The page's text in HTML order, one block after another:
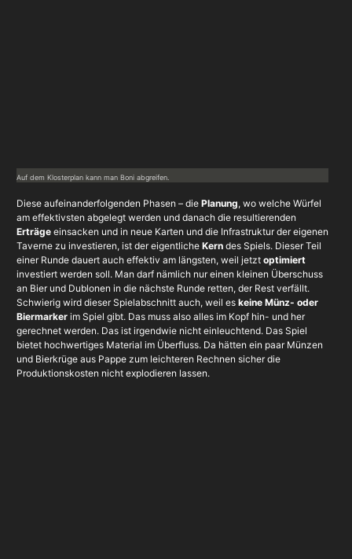
Auf dem Klosterplan kann man Boni abgreifen.
Diese aufeinanderfolgenden Phasen – die Planung, wo welche Würfel
am effektivsten abgelegt werden und danach die resultierenden
Erträgeeinsacken und in neue Karten und die Infrastruktur der eigenen
Taverne zu investieren, ist der eigentliche Kerndes Spiels. Dieser Teil
einer Runde dauert auch effektiv am längsten, weil jetzt optimiert
investiert werden soll. Man darf nämlich nur einen kleinen Überschuss
an Bier und Dublonen in die nächste Runde retten, der Rest verfällt.
Schwierig wird dieser Spielabschnitt auch, weil es keine Münz- oder
Biermarkerim Spiel gibt. Das muss also alles im Kopf hin- und her
gerechnet werden. Das ist irgendwie nicht einleuchtend. Das Spiel
bietet hochwertiges Material im Überfluss. Da hätten ein paar Münzen
und Bierkrüge aus Pappe zum leichteren Rechnen sicher die
Produktionskosten nicht explodieren lassen.